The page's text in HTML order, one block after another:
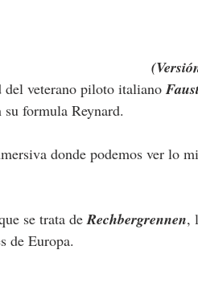
del veterano piloto italiano
formula Reynard.
donde podemos ver lo
se trata de Rechbergrennen,
de Europa.